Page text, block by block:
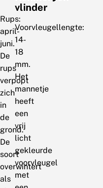
Rups:
april-
juni.
De
rups
verpopt
zich
in
de
grond.
De
soort
overwintert
als
vlinder
Voorvleugellengte:
14-
18
mm.
Het
mannetje
heeft
een
vrij
licht
gekleurde
voorvleugel
met